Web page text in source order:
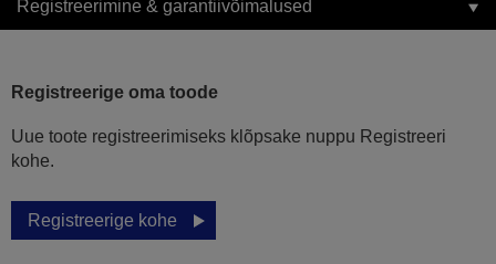
Registreerimine & garantiivõimalused
Registreerige oma toode
Uue toote registreerimiseks klõpsake nuppu Registreeri
kohe.
Registreerige kohe